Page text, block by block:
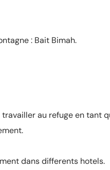
: Bait Bimah.
travailler au refuge en tant
dans differents hotels.